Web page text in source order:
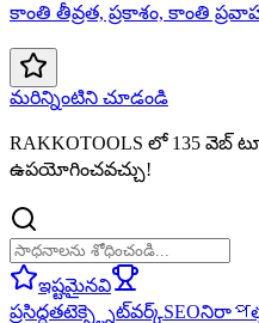
కాంతి తీవ్రత, ప్రకాశం, కాంతి
మరిన్నింటిని చూడండి
RAKKOTOOLS లో 135 వెబ్
ఉపయోగించవచ్చు!
ఇష్టమైనవి
ప్రసిద్ధతటెక్స్ట్నెట్‌వర్క్SEO